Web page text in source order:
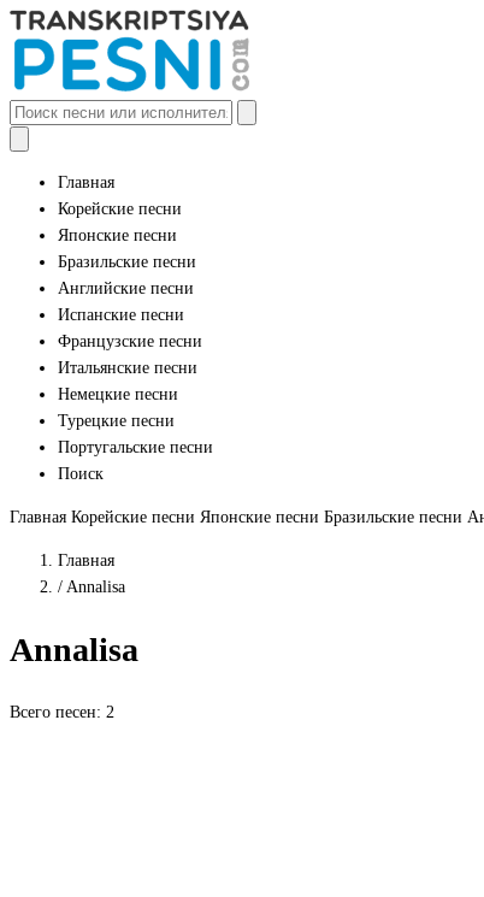
Главная
Корейские песни
Японские песни
Бразильские песни
Английские песни
Испанские песни
Французские песни
Итальянские песни
Немецкие песни
Турецкие песни
Португальские песни
Поиск
Главная Корейские песни Японские песни Бразильские песни
Главная
/ Annalisa
Annalisa
Всего песен: 2